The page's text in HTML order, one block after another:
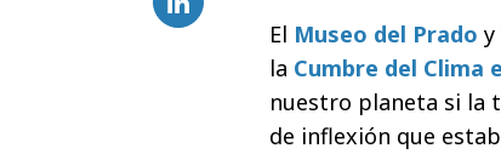
El Museo del Prado y
la Cumbre del Clima
nuestro planeta si la
de inflexión que